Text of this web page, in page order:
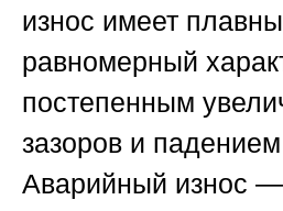
износ имеет
равномерный
постепенным
зазоров и
Аварийный износ —